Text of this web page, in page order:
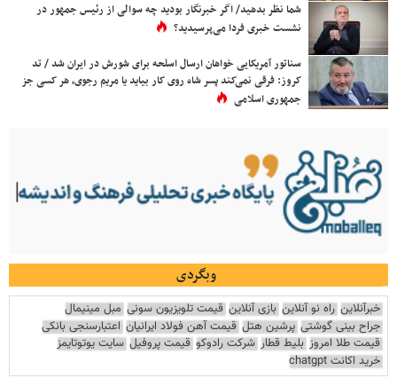
شما نظر بدهید/ اگر خبرنگار بودید چه سوالی از رئیس جمهور در
نشست خبری فردا می‌پرسیدید؟
سناتور آمریکایی خواهان ارسال اسلحه برای شورش در ایران شد / تد
کروز: فرقی نمی‌کند پسر شاه روی کار بیاید یا مریم رجوی، هر کسی جز
جمهوری اسلامی
وبگردی
خبرآنلاین راه نو آنلاین بازی آنلاین قیمت تلویزیون سونی مبل مینیمال
جراح بینی گوشتی پرشین هتل قیمت آهن فولاد ایرانیان اعتبارسنجی بانکی
قیمت طلا امروز بلیط قطار شرکت رادوکو قیمت پروفیل سایت یوتوتایمز
خرید اکانت chatgpt